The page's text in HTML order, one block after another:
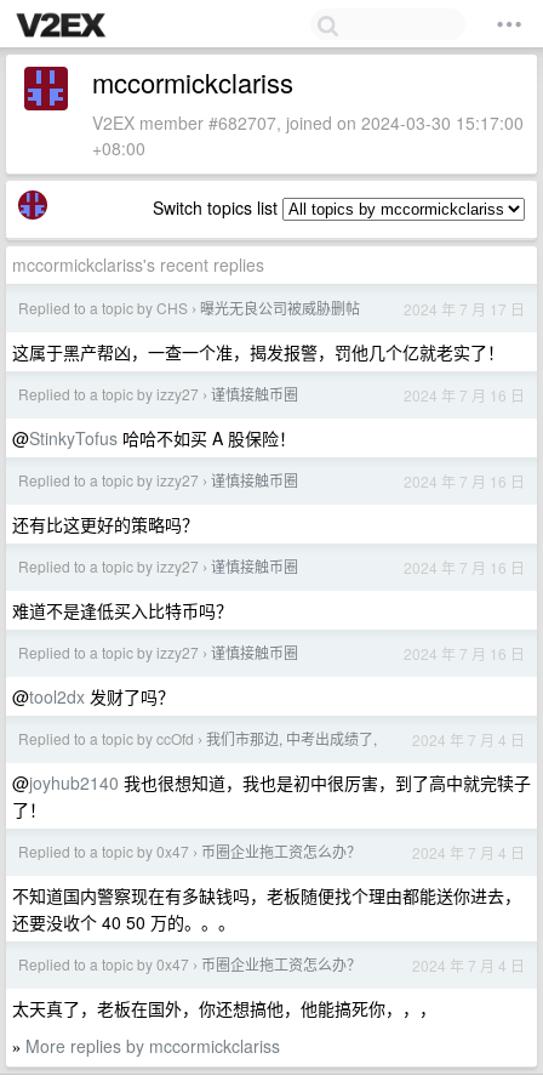
mccormickclariss
V2EX member #682707, joined on 2024-03-30 15:17:00
+08:00
Switch topics list
mccormickclariss's recent replies
Replied to a topic by CHS › 曝光无良公司被威胁删帖 2024 年 7 月 17 日
这属于黑产帮凶，一查一个准，揭发报警，罚他几个亿就老实了！
Replied to a topic by izzy27 › 谨慎接触币圈 2024 年 7 月 16 日
@StinkyTofus 哈哈不如买 A 股保险！
Replied to a topic by izzy27 › 谨慎接触币圈 2024 年 7 月 16 日
还有比这更好的策略吗？
Replied to a topic by izzy27 › 谨慎接触币圈 2024 年 7 月 16 日
难道不是逢低买入比特币吗？
Replied to a topic by izzy27 › 谨慎接触币圈 2024 年 7 月 16 日
@tool2dx 发财了吗？
Replied to a topic by ccOfd › 我们市那边, 中考出成绩了, 2024 年 7 月 4 日
@joyhub2140 我也很想知道，我也是初中很厉害，到了高中就完犊子
了！
Replied to a topic by 0x47 › 币圈企业拖工资怎么办？ 2024 年 7 月 4 日
不知道国内警察现在有多缺钱吗，老板随便找个理由都能送你进去，
还要没收个 40 50 万的。。。
Replied to a topic by 0x47 › 币圈企业拖工资怎么办？ 2024 年 7 月 4 日
太天真了，老板在国外，你还想搞他，他能搞死你，，，
» More replies by mccormickclariss